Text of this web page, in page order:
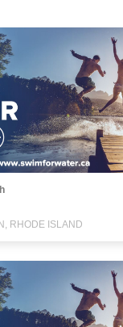
RHODE ISLAND